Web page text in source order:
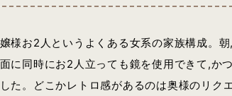
様お2人というよくある女系の家族構成。
に同時にお2人立っても鏡を使用できて,か
た。どこかレトロ感があるのは奥様のリク